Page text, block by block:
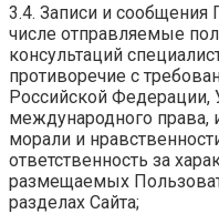
3.4. Записи и сообщения
числе отправляемые
консультаций
противоречие с
Российской
международного
морали и
ответственность за
размещаемых
разделах Сайта;